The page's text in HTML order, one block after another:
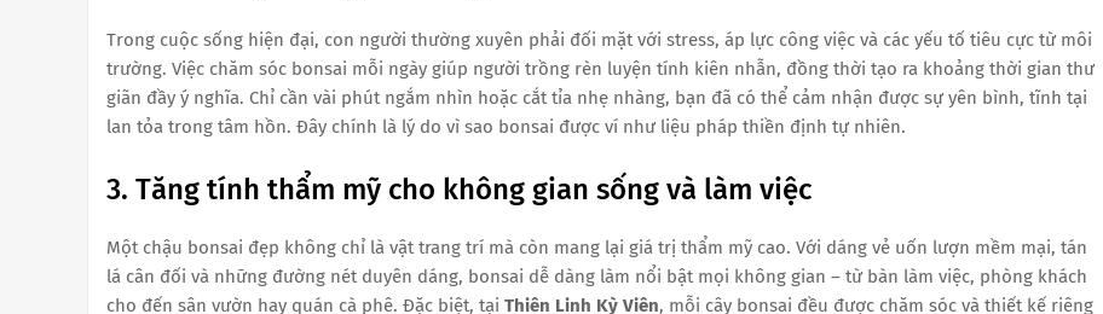
Trong cuộc sống hiện đại, con người thường xuyên phải đối mặt với stress, áp lực công việc và các yếu tố tiêu cực từ môi
trường. Việc chăm sóc bonsai mỗi ngày giúp người trồng rèn luyện tính kiên nhẫn, đồng thời tạo ra khoảng thời gian thư
giãn đầy ý nghĩa. Chỉ cần vài phút ngắm nhìn hoặc cắt tỉa nhẹ nhàng, bạn đã có thể cảm nhận được sự yên bình, tĩnh tại
lan tỏa trong tâm hồn. Đây chính là lý do vì sao bonsai được ví như liệu pháp thiền định tự nhiên.
3. Tăng tính thẩm mỹ cho không gian sống và làm việc
Một chậu bonsai đẹp không chỉ là vật trang trí mà còn mang lại giá trị thẩm mỹ cao. Với dáng vẻ uốn lượn mềm mại, tán
lá cân đối và những đường nét duyên dáng, bonsai dễ dàng làm nổi bật mọi không gian – từ bàn làm việc, phòng khách
cho đến sân vườn hay quán cà phê. Đặc biệt, tại Thiên Linh Kỳ Viên, mỗi cây bonsai đều được chăm sóc và thiết kế riêng